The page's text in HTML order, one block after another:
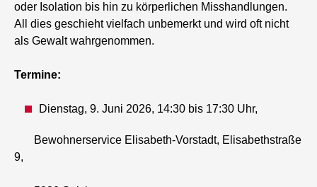
oder Isolation bis hin zu körperlichen Misshandlungen.
All dies geschieht vielfach unbemerkt und wird oft nicht
als Gewalt wahrgenommen.
Termine:
Dienstag, 9. Juni 2026, 14:30 bis 17:30 Uhr,
Bewohnerservice Elisabeth-Vorstadt, Elisabethstraße
9,